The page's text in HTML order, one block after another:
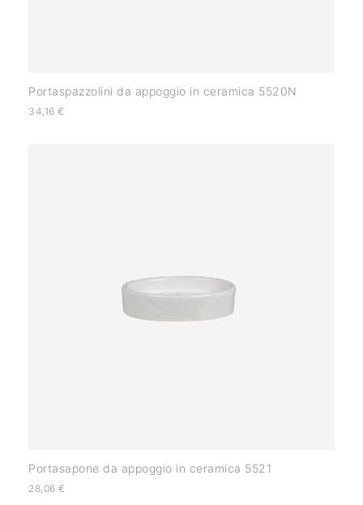
Portaspazzolini da appoggio in ceramica 5520N
34,16 €
Portasapone da appoggio in ceramica 5521
28,06 €